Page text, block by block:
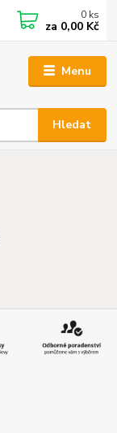
Menu
Hledat
0 ks
za 0,00 Kč